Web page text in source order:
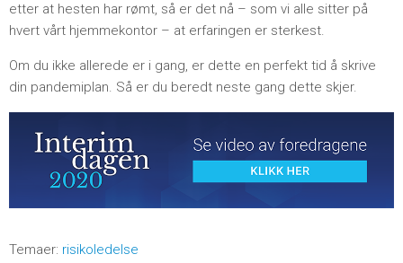
etter at hesten har rømt, så er det nå – som vi alle sitter på
hvert vårt hjemmekontor – at erfaringen er sterkest.
Om du ikke allerede er i gang, er dette en perfekt tid å skrive
din pandemiplan. Så er du beredt neste gang dette skjer.
Temaer: risikoledelse